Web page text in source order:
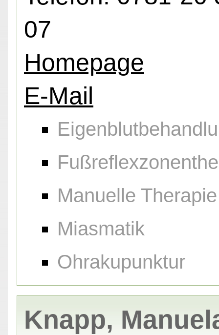
07
Homepage
E-Mail
Manuelle Therapie
Miasmatik
Ohrakupunktur
Knapp,